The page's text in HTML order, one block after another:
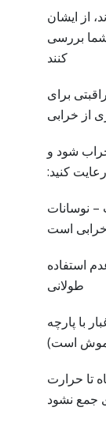
از ایشان
شما بررسی
کنند
برای
از خرابی
خراب شود و
رعایت کنید:
– نوسانات
است
استفاده
طولانی
با پارچه
است)
تا حرارت
جمع نشود